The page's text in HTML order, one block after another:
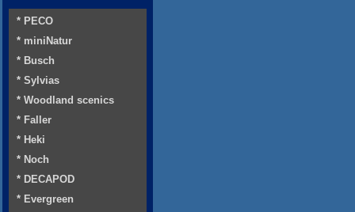
* PECO
* miniNatur
* Busch
* Sylvias
* Woodland scenics
* Faller
* Heki
* Noch
* DECAPOD
* Evergreen